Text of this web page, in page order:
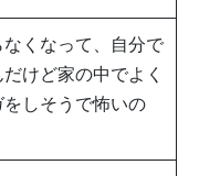
なくなって、自分で
けど家の中でよく
しそうで怖いの